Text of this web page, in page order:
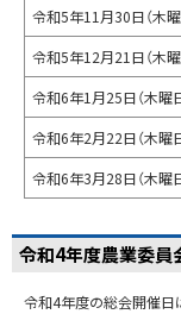
令和5年11月30日（木曜
令和5年12月21日（木曜
令和6年1月25日（木曜
令和6年2月22日（木曜
令和6年3月28日（木曜
令和4年度農業委員
令和4年度の総会開催日